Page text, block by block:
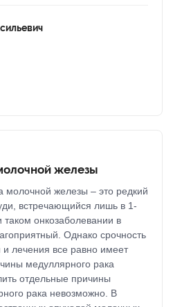
железы
железы – это редкий
встречающийся лишь в 1-
таком онкозаболевании в
Однако срочность
и лечения все равно имеет
медуллярного рака
отдельные причины
рака невозможно. В